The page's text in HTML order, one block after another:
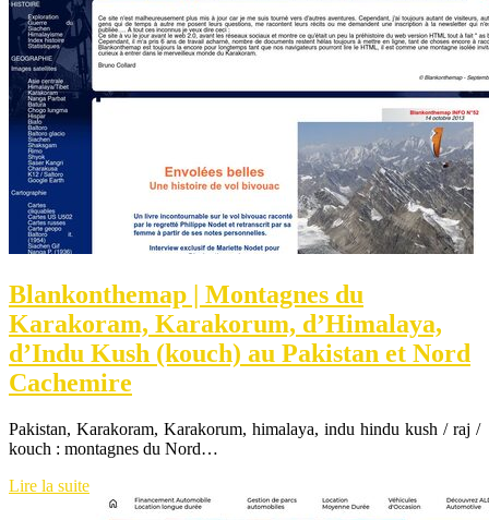
Blankonthemap | Montagnes du
Karakoram, Karakorum, d’Himalaya,
d’Indu Kush (kouch) au Pakistan et Nord
Cachemire
Pakistan, Karakoram, Karakorum, himalaya, indu hindu kush / raj /
kouch : montagnes du Nord…
Lire la suite